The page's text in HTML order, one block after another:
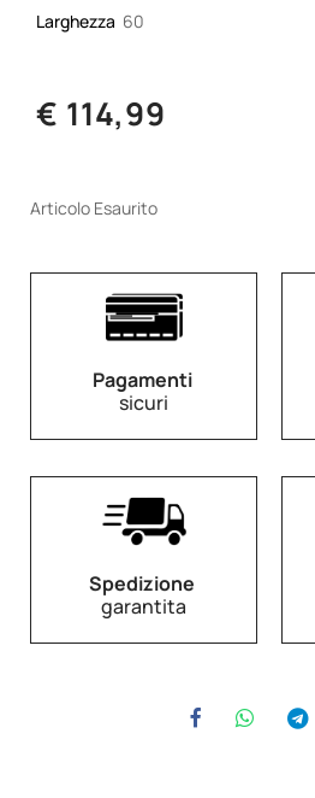
Larghezza 60
€ 114,99
Articolo Esaurito
Pagamenti
sicuri
Spedizione
garantita